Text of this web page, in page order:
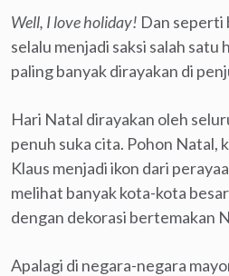
Well, I love holiday! Dan seperti
selalu menjadi saksi salah satu
paling banyak dirayakan di
Hari Natal dirayakan oleh
penuh suka cita. Pohon Natal,
Klaus menjadi ikon dari
melihat banyak kota-kota
dengan dekorasi bertemakan
Apalagi di negara-negara